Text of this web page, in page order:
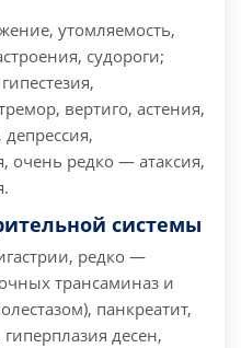
утомляемость,
судороги;
вертиго, астения,
редко — атаксия,
системы
редко —
трансаминаз и
панкреатит,
десен,